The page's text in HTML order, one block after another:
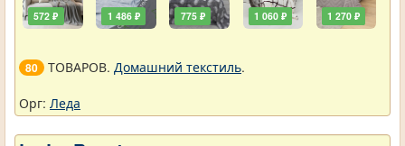
572 ₽ 1 486 ₽ 775 ₽ 1 060 ₽ 1 270 ₽
80 ТОВАРОВ. Домашний текстиль.
Орг: Леда